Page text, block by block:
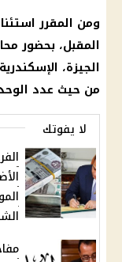
ومن المقرر
المقبل، بحضور
الجيزة،
من حيث عدد
لا يفوتك